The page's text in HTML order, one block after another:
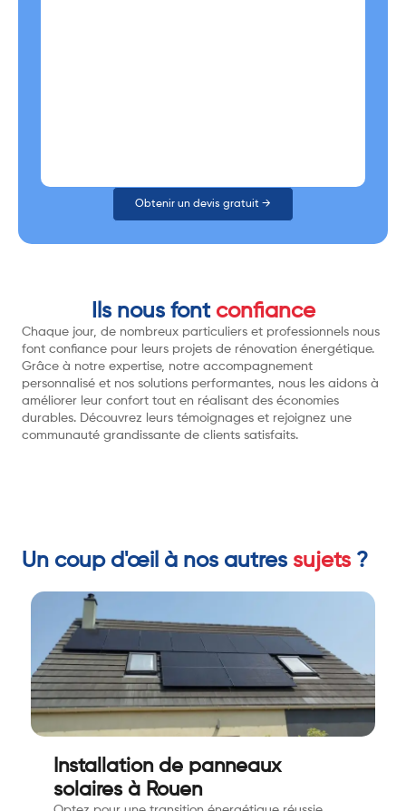
Obtenir un devis gratuit →
Ils nous font confiance
Chaque jour, de nombreux particuliers et professionnels nous
font confiance pour leurs projets de rénovation énergétique.
Grâce à notre expertise, notre accompagnement
personnalisé et nos solutions performantes, nous les aidons à
améliorer leur confort tout en réalisant des économies
durables. Découvrez leurs témoignages et rejoignez une
communauté grandissante de clients satisfaits.
Un coup d'œil à nos autres sujets ?
Installation de panneaux
solaires à Rouen